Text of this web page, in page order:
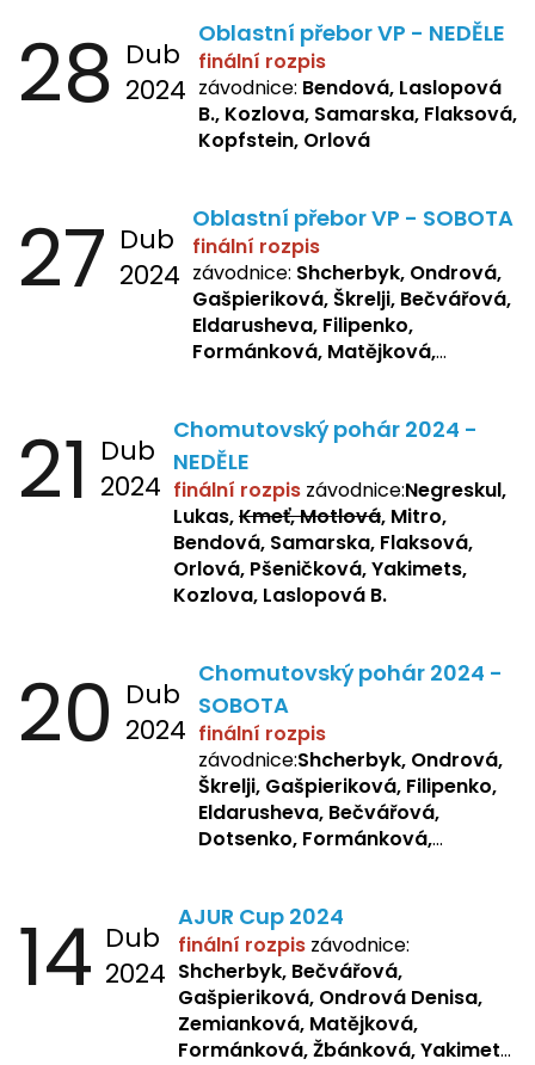
28 Dub
2024
Oblastní přebor VP - NEDĚLE
finální rozpis
závodnice: Bendová, Laslopová
B., Kozlova, Samarska, Flaksová,
Kopfstein, Orlová
27 Dub
2024
Oblastní přebor VP - SOBOTA
finální rozpis
závodnice: Shcherbyk, Ondrová,
Gašpieriková, Škrelji, Bečvářová,
Eldarusheva, Filipenko,
Formánková, Matějková,
Sochorová, Repetska, Lukas,
Negreskul, Mitro
21 Dub
2024
Chomutovský pohár 2024 -
NEDĚLE
finální rozpis závodnice:Negreskul,
Lukas,Kmeť, Motlová, Mitro,
Bendová, Samarska, Flaksová,
Orlová, Pšeničková, Yakimets,
Kozlova, Laslopová B.
20 Dub
2024
Chomutovský pohár 2024 -
SOBOTA
finální rozpis
závodnice:Shcherbyk, Ondrová,
Škrelji, Gašpieriková, Filipenko,
Eldarusheva, Bečvářová,
Dotsenko, Formánková,
Žbánková, Sochorová
14 Dub
2024
AJUR Cup 2024
finální rozpis závodnice:
Shcherbyk, Bečvářová,
Gašpieriková, Ondrová Denisa,
Zemianková, Matějková,
Formánková, Žbánková, Yakimets,